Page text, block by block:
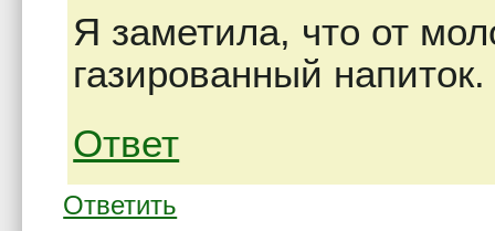
Я заметила, что от
газированный напиток.
Ответ
Ответить